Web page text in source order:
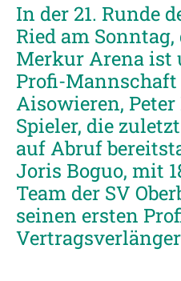
In der 21. Runde
Ried am
Merkur Arena ist
Profi-Mannschaft
Aisowieren,
Spieler, die
auf Abruf
Joris Boguo, mit
Team der SV
seinen ersten